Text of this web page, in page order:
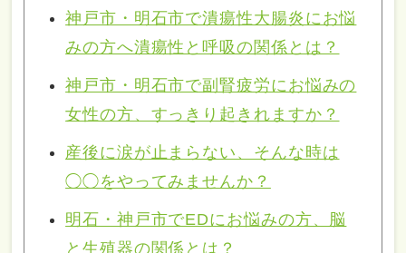
神戸市・明石市で潰瘍性大腸炎にお悩
みの方へ潰瘍性と呼吸の関係とは？
神戸市・明石市で副腎疲労にお悩みの
女性の方、すっきり起きれますか？
産後に涙が止まらない、そんな時は
◯◯をやってみませんか？
明石・神戸市でEDにお悩みの方、脳
と生殖器の関係とは？